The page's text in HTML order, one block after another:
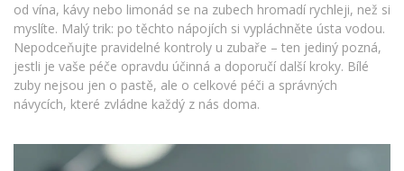
od vína, kávy nebo limonád se na zubech hromadí rychleji, než si
myslíte. Malý trik: po těchto nápojích si vypláchněte ústa vodou.
Nepodceňujte pravidelné kontroly u zubaře – ten jediný pozná,
jestli je vaše péče opravdu účinná a doporučí další kroky. Bílé
zuby nejsou jen o pastě, ale o celkové péči a správných
návycích, které zvládne každý z nás doma.